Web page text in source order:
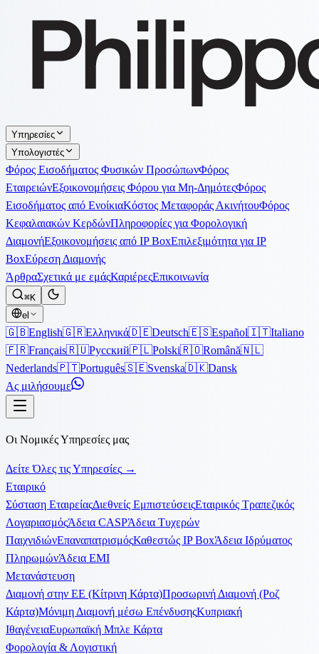
Υπηρεσίες
Υπολογιστές
Φόρος Εισοδήματος Φυσικών ΠροσώπωνΦόρος
ΕταιρειώνΕξοικονομήσεις Φόρου για Μη-ΔημότεςΦόρος
Εισοδήματος από ΕνοίκιαΚόστος Μεταφοράς ΑκινήτουΦόρος
Κεφαλαιακών ΚερδώνΠληροφορίες για Φορολογική
ΔιαμονήΕξοικονομήσεις από IP BoxΕπιλεξιμότητα για IP
BoxΕύρεση Διαμονής
ΆρθραΣχετικά με εμάςΚαριέρεςΕπικοινωνία
⌘K
el
🇬🇧English🇬🇷Ελληνικά🇩🇪Deutsch🇪🇸Español🇮🇹Italiano
🇫🇷Français🇷🇺Русский🇵🇱Polski🇷🇴Română🇳🇱
Nederlands🇵🇹Português🇸🇪Svenska🇩🇰Dansk
Ας μιλήσουμε
Οι Νομικές Υπηρεσίες μας
Δείτε Όλες τις Υπηρεσίες →
Εταιρικό
Σύσταση ΕταιρείαςΔιεθνείς ΕμπιστεύσειςΕταιρικός Τραπεζικός
ΛογαριασμόςΆδεια CASPΆδεια Τυχερών
ΠαιχνιδιώνΕπαναπατρισμόςΚαθεστώς IP BoxΆδεια Ιδρύματος
ΠληρωμώνΆδεια EMI
Μετανάστευση
Διαμονή στην ΕΕ (Κίτρινη Κάρτα)Προσωρινή Διαμονή (Ροζ
Κάρτα)Μόνιμη Διαμονή μέσω ΕπένδυσηςΚυπριακή
ΙθαγένειαΕυρωπαϊκή Μπλε Κάρτα
Φορολογία & Λογιστική